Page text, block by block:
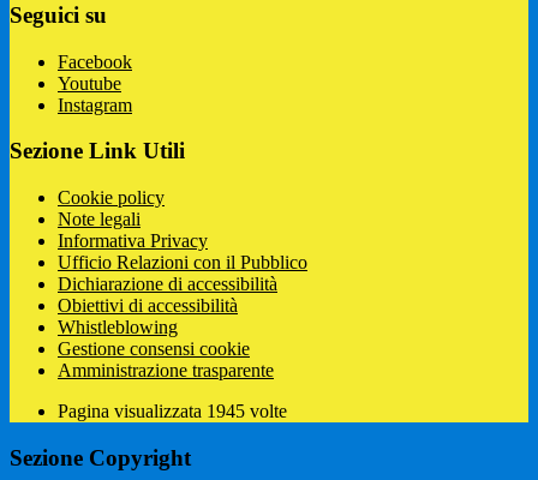
Seguici su
Facebook
Youtube
Instagram
Sezione Link Utili
Cookie policy
Note legali
Informativa Privacy
Ufficio Relazioni con il Pubblico
Dichiarazione di accessibilità
Obiettivi di accessibilità
Whistleblowing
Gestione consensi cookie
Amministrazione trasparente
Pagina visualizzata 1945 volte
Sezione Copyright